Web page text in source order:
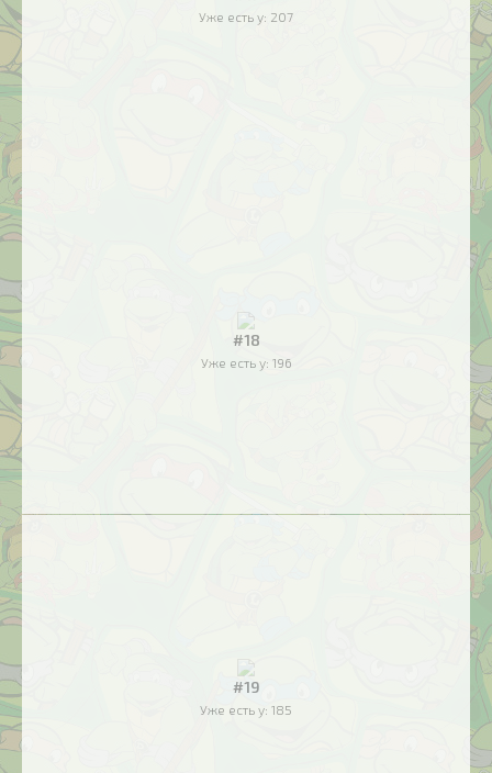
Уже есть у: 207
#18
Уже есть у: 196
#19
Уже есть у: 185